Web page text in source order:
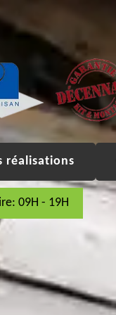
réalisations
09H - 19H